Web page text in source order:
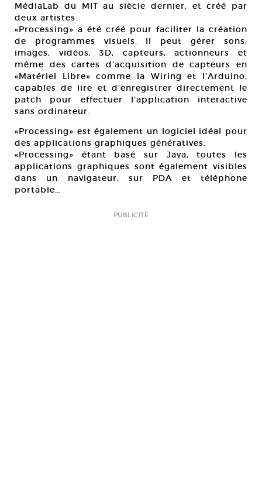
MédiaLab du MIT au siècle dernier, et créé par
deux artistes.
«Processing» a été créé pour faciliter la création
de programmes visuels. Il peut gérer sons,
images, vidéos, 3D, capteurs, actionneurs et
même des cartes d’acquisition de capteurs en
«Matériel Libre» comme la Wiring et l’Arduino,
capables de lire et d’enregistrer directement le
patch pour effectuer l’application interactive
sans ordinateur.
«Processing» est également un logiciel idéal pour
des applications graphiques génératives.
«Processing» étant basé sur Java, toutes les
applications graphiques sont également visibles
dans un navigateur, sur PDA et téléphone
portable…
PUBLICITÉ